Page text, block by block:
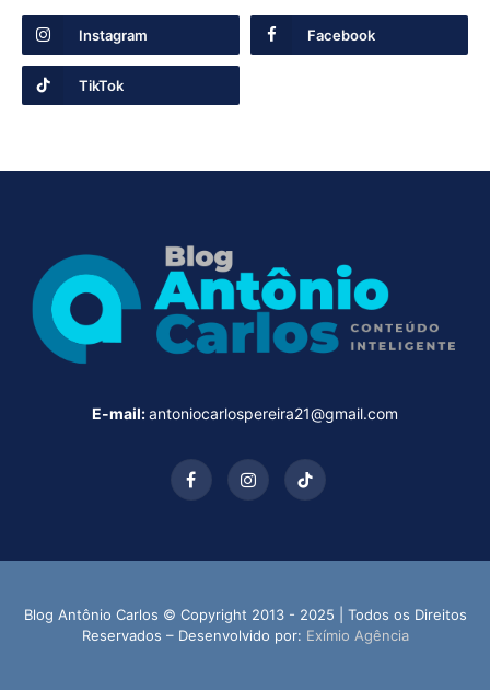
Instagram Facebook
TikTok
E-mail:antoniocarlospereira21@gmail.com
FacebookInstagramTikTok
Blog Antônio Carlos © Copyright 2013 - 2025 | Todos os Direitos
Reservados – Desenvolvido por: Exímio Agência